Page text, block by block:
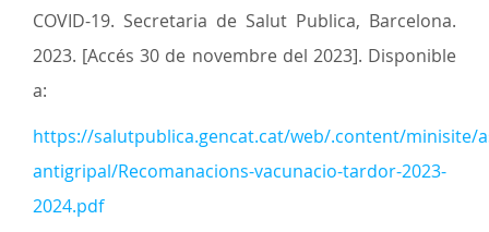
COVID-19. Secretaria de Salut Publica, Barcelona.
2023. [Accés 30 de novembre del 2023]. Disponible
a:
https://salutpublica.gencat.cat/web/.content/minisite/
antigripal/Recomanacions-vacunacio-tardor-2023-
2024.pdf